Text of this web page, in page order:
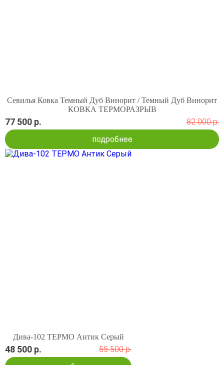
Севилья Ковка Темный Дуб Винорит / Темный Дуб Винорит
КОВКА ТЕРМОРАЗРЫВ
77 500 р.
82 000 р.
подробнее
Дива-102 ТЕРМО Антик Серый
48 500 р.
55 500 р.